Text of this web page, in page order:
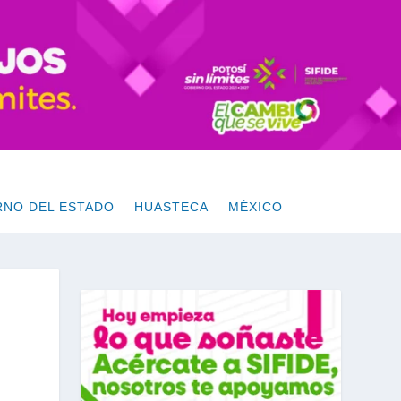
DEL ESTADO HUASTECA MÉXICO